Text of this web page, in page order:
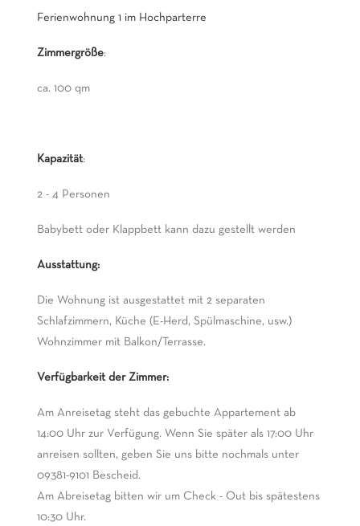
Ferienwohnung 1 im Hochparterre
Zimmergröße:
ca. 100 qm
Kapazität:
2 - 4 Personen
Babybett oder Klappbett kann dazu gestellt werden
Ausstattung:
Die Wohnung ist ausgestattet mit 2 separaten
Schlafzimmern, Küche (E-Herd, Spülmaschine, usw.)
Wohnzimmer mit Balkon/Terrasse.
Verfügbarkeit der Zimmer:
Am Anreisetag steht das gebuchte Appartement ab
14:00 Uhr zur Verfügung. Wenn Sie später als 17:00 Uhr
anreisen sollten, geben Sie uns bitte nochmals unter
09381-9101 Bescheid.
Am Abreisetag bitten wir um Check - Out bis spätestens
10:30 Uhr.